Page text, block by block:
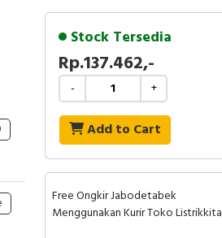
Stock Tersedia
Rp.137.462,-
- +
Add to Cart
Free Ongkir Jabodetabek
Menggunakan Kurir Toko Listrikkita